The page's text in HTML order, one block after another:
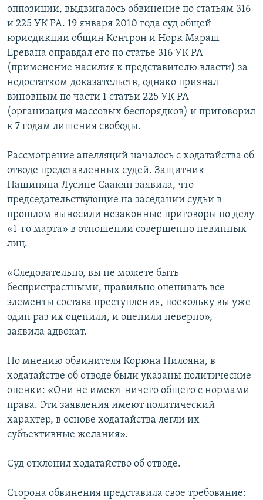
оппозиции, выдвигалось обвинение по статьям 316
и 225 УК РА. 19 января 2010 года суд общей
юрисдикции общин Кентрон и Норк Мараш
Еревана оправдал его по статье 316 УК РА
(применение насилия к представителю власти) за
недостатком доказательств, однако признал
виновным по части 1 статьи 225 УК РА
(организация массовых беспорядков) и приговорил
к 7 годам лишения свободы.
Рассмотрение апелляций началось с ходатайства об
отводе представленных судей. Защитник
Пашиняна Лусине Саакян заявила, что
председательствующие на заседании судьи в
прошлом выносили незаконные приговоры по делу
«1-го марта» в отношении совершенно невинных
лиц.
«Следовательно, вы не можете быть
беспристрастными, правильно оценивать все
элементы состава преступления, поскольку вы уже
один раз их оценили, и оценили неверно», -
заявила адвокат.
По мнению обвинителя Корюна Пилояна, в
ходатайстве об отводе были указаны политические
оценки: «Они не имеют ничего общего с нормами
права. Эти заявления имеют политический
характер, в основе ходатайства легли их
субъективные желания».
Суд отклонил ходатайство об отводе.
Сторона обвинения представила свое требование: